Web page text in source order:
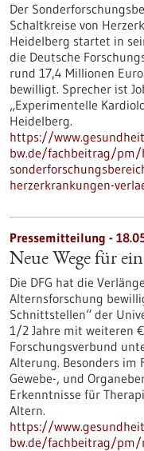
Der
Schaltkreise von
Heidelberg startet in
die Deutsche
rund 17,4 Millionen
bewilligt. Sprecher ist
„Experimentelle
Heidelberg.
https://
bw.de/fachbeitrag/pm/
herzerkrankungen-
Pressemitteilung -
Neue Wege für
Die DFG hat die
Alternsforschung
Schnittstellen“ der
1/2 Jahre mit weiteren
Forschungsverbund
Alterung. Besonders im
Gewebe-​, und
Erkenntnisse für
Altern.
https://
bw.de/fachbeitrag/pm/